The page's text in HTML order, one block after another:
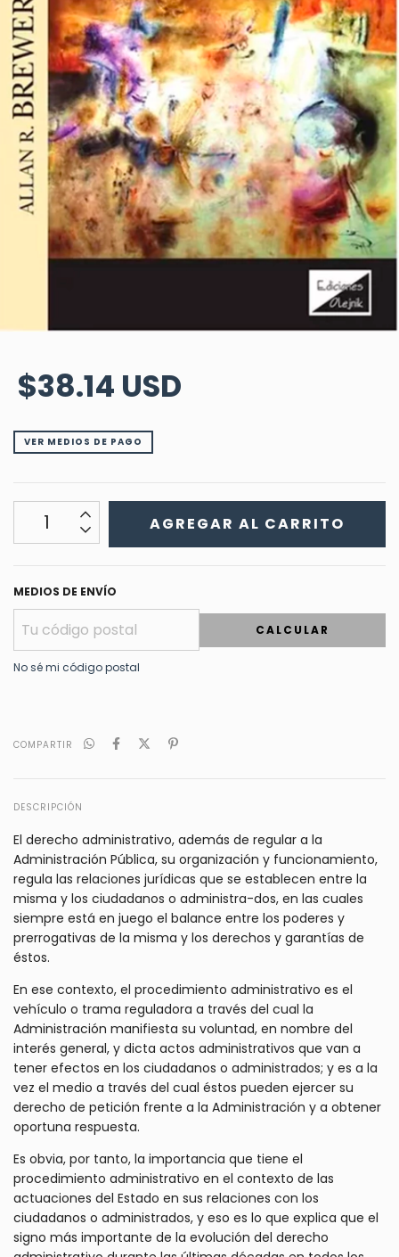
$38.14 USD
VER MEDIOS DE PAGO
MEDIOS DE ENVÍO
CALCULAR
No sé mi código postal
COMPARTIR
DESCRIPCIÓN
El derecho administrativo, además de regular a la
Administración Pública, su organización y funcionamiento,
regula las relaciones jurídicas que se establecen entre la
misma y los ciudadanos o administra-dos, en las cuales
siempre está en juego el balance entre los poderes y
prerrogativas de la misma y los derechos y garantías de
éstos.
En ese contexto, el procedimiento administrativo es el
vehículo o trama reguladora a través del cual la
Administración manifiesta su voluntad, en nombre del
interés general, y dicta actos administrativos que van a
tener efectos en los ciudadanos o administrados; y es a la
vez el medio a través del cual éstos pueden ejercer su
derecho de petición frente a la Administración y a obtener
oportuna respuesta.
Es obvia, por tanto, la importancia que tiene el
procedimiento administrativo en el contexto de las
actuaciones del Estado en sus relaciones con los
ciudadanos o administrados, y eso es lo que explica que el
signo más importante de la evolución del derecho